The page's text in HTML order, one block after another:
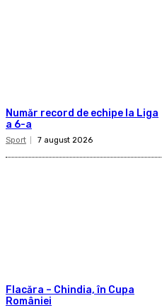
Număr record de echipe la Liga
a 6-a
Sport 7 august 2026
Flacăra – Chindia, în Cupa
României